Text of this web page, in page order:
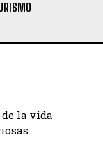
la vida